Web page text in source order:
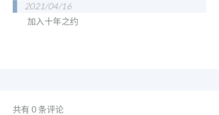
2021/04/16
加入十年之约
共有 0 条评论